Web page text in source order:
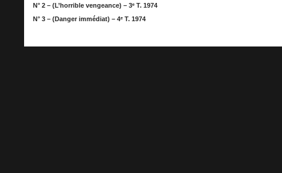
N° 2 – (L’horrible vengeance) – 3ᵉ T. 1974
N° 3 – (Danger immédiat) – 4ᵉ T. 1974